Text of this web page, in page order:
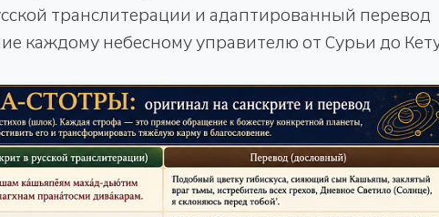
транслитерации и адаптированный перевод
каждому небесному управителю от Сурьи до